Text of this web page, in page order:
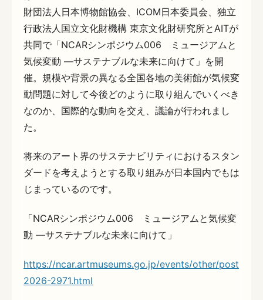
財団法人日本博物館協会、ICOM日本委員会、独立
行政法人国立文化財機構 東京文化財研究所とAITが
共同で「NCARシンポジウム006 ミュージアムと
気候変動 ―サステナブルな未来に向けて」を開
催。規模や背景の異なる全国各地の美術館が気候変
動問題に対して今後どのように取り組んでいくべき
なのか、国際的な動向を交え、議論が行われまし
た。
将来のアート界のサステナビリティにおけるスタン
ダードを考えようとする取り組みが日本国内でもは
じまっているのです。
「NCARシンポジウム006 ミュージアムと気候変
動 ―サステナブルな未来に向けて」
https://ncar.artmuseums.go.jp/events/other/post
2026-2971.html